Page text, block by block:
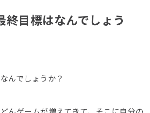
終目標はなんでしょう
んでしょうか？